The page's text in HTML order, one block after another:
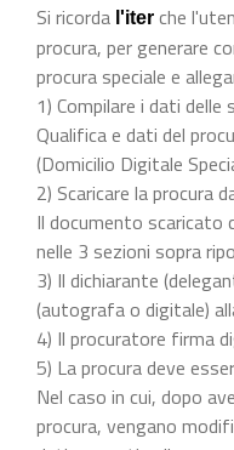
Si ricorda l'iter che
procura, per generare
procura speciale e
1) Compilare i dati delle
Qualifica e dati del
(Domicilio Digitale
2) Scaricare la procura
Il documento scaricato
nelle 3 sezioni sopra
3) Il dichiarante
(autografa o digitale)
4) Il procuratore firma
5) La procura deve
Nel caso in cui, dopo
procura, vengano